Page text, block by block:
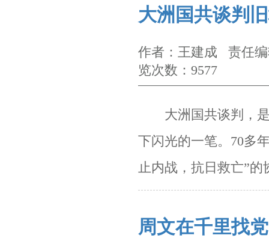
大洲国共谈判
作者：王建成 责任
览次数：9577
大洲国共谈判，是
下闪光的一笔。 70多
止内战，抗日救亡”的
周文在千里找党